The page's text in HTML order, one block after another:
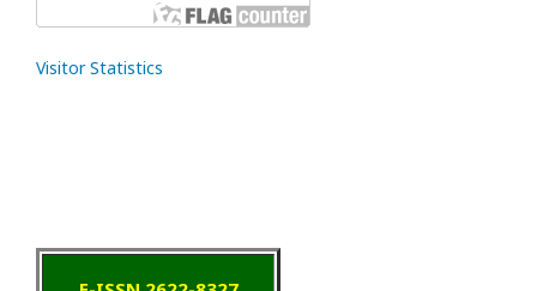
Visitor Statistics